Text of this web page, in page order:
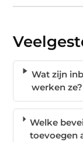
Wat zijn
werken ze?
Welke
toevoegen